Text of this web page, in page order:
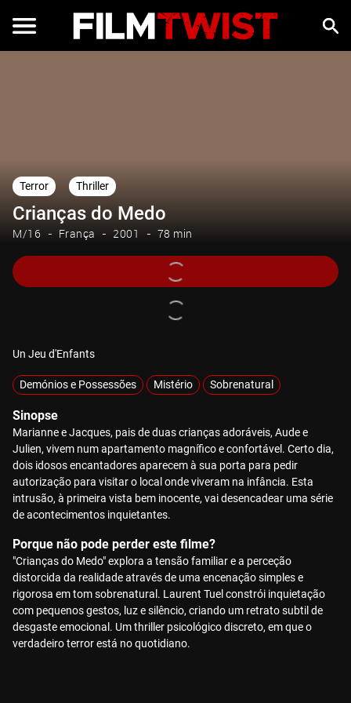
Terror Thriller
Crianças do Medo
M/16 França 2001 78 min
Un Jeu d'Enfants
Demónios e Possessões Mistério Sobrenatural
Sinopse
Marianne e Jacques, pais de duas crianças adoráveis, Aude e
Julien, vivem num apartamento magnífico e confortável. Certo dia,
dois idosos encantadores aparecem à sua porta para pedir
autorização para visitar o local onde viveram na infância. Esta
intrusão, à primeira vista bem inocente, vai desencadear uma série
de acontecimentos inquietantes.
Porque não pode perder este filme?
"Crianças do Medo" explora a tensão familiar e a perceção
distorcida da realidade através de uma encenação simples e
rigorosa em tom sobrenatural. Laurent Tuel constrói inquietação
com pequenos gestos, luz e silêncio, criando um retrato subtil de
desgaste emocional. Um thriller psicológico discreto, em que o
verdadeiro terror está no quotidiano.